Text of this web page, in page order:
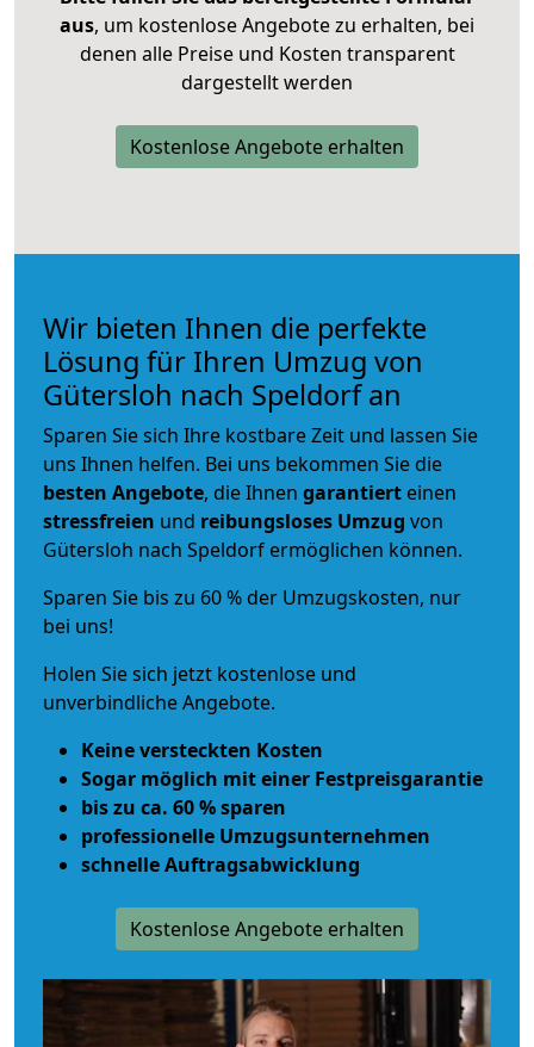
aus, um kostenlose Angebote zu erhalten, bei
denen alle Preise und Kosten transparent
dargestellt werden
Kostenlose Angebote erhalten
Wir bieten Ihnen die perfekte
Lösung für Ihren Umzug von
Gütersloh nach Speldorf an
Sparen Sie sich Ihre kostbare Zeit und lassen Sie
uns Ihnen helfen. Bei uns bekommen Sie die
besten Angebote, die Ihnen garantiert einen
stressfreien und reibungsloses Umzug von
Gütersloh nach Speldorf ermöglichen können.
Sparen Sie bis zu 60 % der Umzugskosten, nur
bei uns!
Holen Sie sich jetzt kostenlose und
unverbindliche Angebote.
Keine versteckten Kosten
Sogar möglich mit einer Festpreisgarantie
bis zu ca. 60 % sparen
professionelle Umzugsunternehmen
schnelle Auftragsabwicklung
Kostenlose Angebote erhalten